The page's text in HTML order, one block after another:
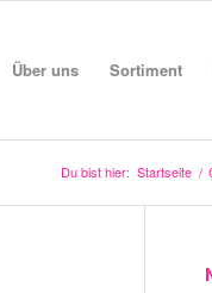
Über uns Sortiment
Du bist hier: Startseite /